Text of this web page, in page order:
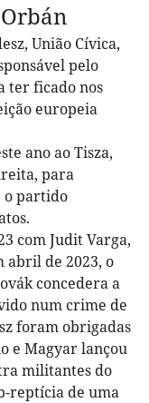
União Cívica,
pelo
ter ficado nos
europeia
ano ao Tisza,
para
o partido
com Judit Varga,
abril de 2023, o
concedera a
num crime de
foram obrigadas
e Magyar lançou
militantes do
reptícia de uma